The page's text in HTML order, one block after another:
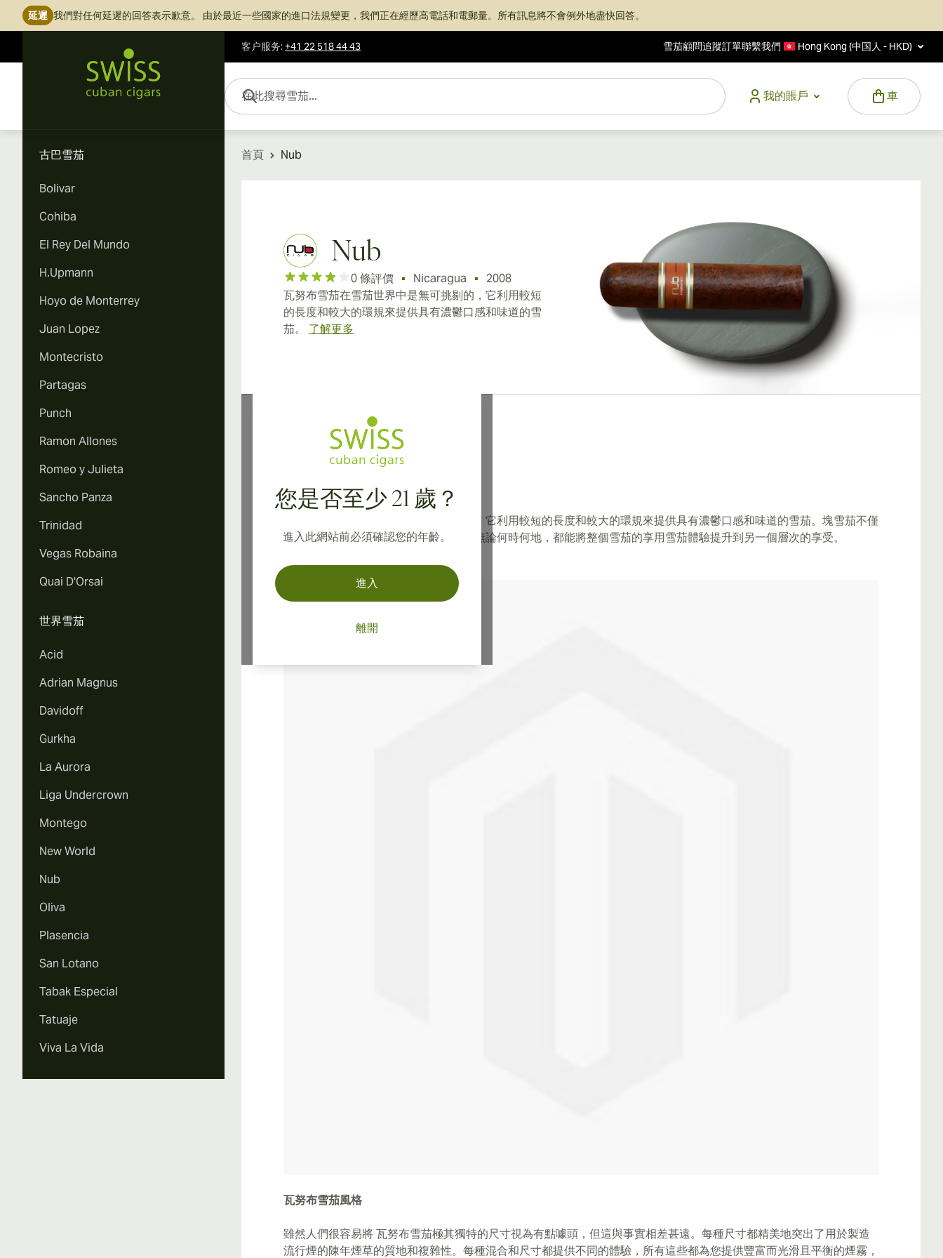
延遲 我們對任何延遲的回答表示歉意。 由於最近一些國家的進口法規變更，我們正在經歷高電話和電郵量。所有訊息將不會例外地盡快回答。
客户服务:+41 22 518 44 43 雪茄顧問追蹤訂單聯繫我們 Hong Kong (中国人 - HKD)
我的賬戶
車
在此搜尋雪茄...
古巴雪茄
Bolivar
Cohiba
El Rey Del Mundo
H.Upmann
Hoyo de Monterrey
Juan Lopez
Montecristo
Partagas
Punch
Ramon Allones
Romeo y Julieta
Sancho Panza
Trinidad
Vegas Robaina
Quai D'Orsai
世界雪茄
Acid
Adrian Magnus
Davidoff
Gurkha
La Aurora
Liga Undercrown
Montego
New World
Nub
Oliva
Plasencia
San Lotano
Tabak Especial
Tatuaje
Viva La Vida
首頁 Nub
Nub
0 條評價 Nicaragua
2008
瓦努布雪茄在雪茄世界中是無可挑剔的，它利用較短
的長度和較大的環規來提供具有濃鬱口感和味道的雪
茄。 了解更多
您是否至少 21 歲？
進入此網站前必須確認您的年齡。
進入
離開
關於Nub雪茄
瓦努布雪茄在雪茄世界中是無可挑剔的，它利用較短的長度和較大的環規來提供具有濃鬱口感和味道的雪茄。塊雪茄不僅
能最大限度地延長享用雪茄時間，而且無論何時何地，都能將整個雪茄的享用雪茄體驗提升到另一個層次的享受。
瓦努布雪茄風格
雖然人們很容易將 瓦努布雪茄極其獨特的尺寸視為有點噱頭，但這與事實相差甚遠。每種尺寸都精美地突出了用於製造
流行煙的陳年煙草的質地和複雜性。每種混合和尺寸都提供不同的體驗，所有這些都為您提供豐富而光滑且平衡的煙霧，